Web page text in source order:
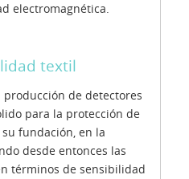
electromagnética.
textil
producción de detectores
para la protección de
fundación, en la
desde entonces las
términos de sensibilidad